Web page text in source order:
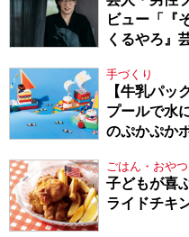
ビュー「『
くるやろ』
手づくり
【牛乳パッ
プールで水
のぷかぷか
ごはん・おやつ
子どもが喜
ライドチキ